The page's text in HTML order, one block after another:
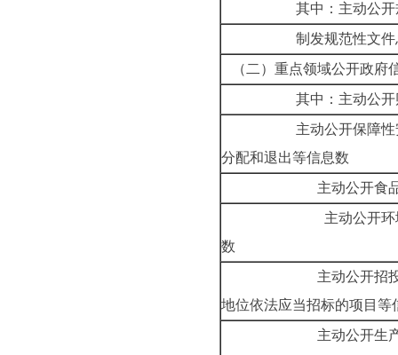
其中：主动公
制发规范性文件
（二）重点领域公开政
其中：主动公
主动公开保障
分配和退出等信息数
主动公开食
主动公开
数
主动公开招
地位依法应当招标的项目等
主动公开生